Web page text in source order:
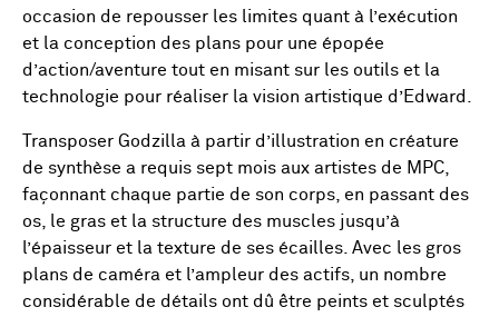
occasion de repousser les limites quant à l’exécution
et la conception des plans pour une épopée
d’action/aventure tout en misant sur les outils et la
technologie pour réaliser la vision artistique d’Edward.
Transposer Godzilla à partir d’illustration en créature
de synthèse a requis sept mois aux artistes de MPC,
façonnant chaque partie de son corps, en passant des
os, le gras et la structure des muscles jusqu’à
l’épaisseur et la texture de ses écailles. Avec les gros
plans de caméra et l’ampleur des actifs, un nombre
considérable de détails ont dû être peints et sculptés